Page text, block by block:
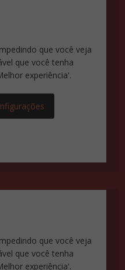
que você veja
que você tenha
experiência'.
que você veja
que você tenha
experiência'.